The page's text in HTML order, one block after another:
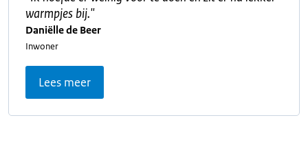
warmpjes bij."
Daniëlle de Beer
Inwoner
Lees meer